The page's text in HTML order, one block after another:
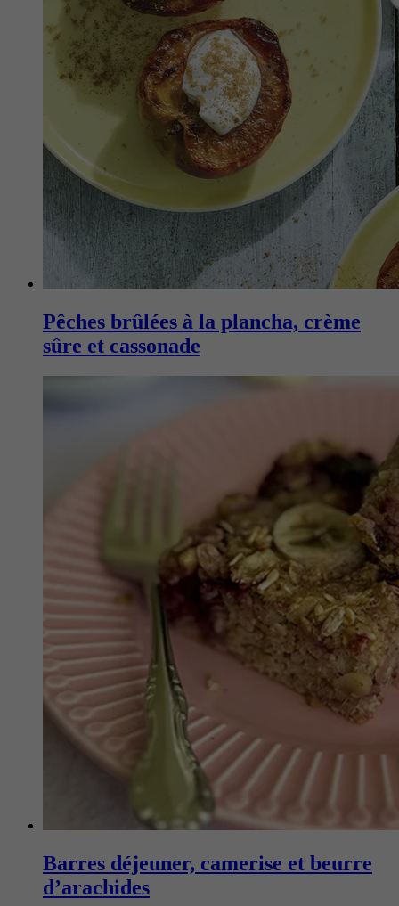
Pêches brûlées à la plancha, crème
sûre et cassonade
Barres déjeuner, camerise et beurre
d’arachides